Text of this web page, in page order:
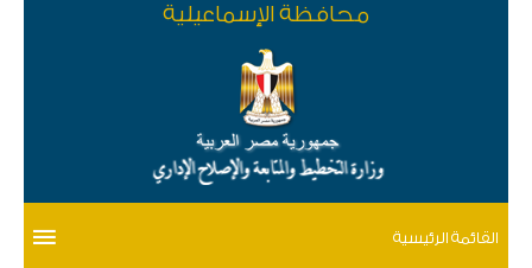
محافظة الإسماعيلية
القائمة الرئيسية